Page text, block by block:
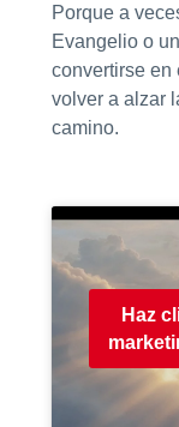
Porque a
Evangelio o
convertirse en
volver a alzar
camino.
Haz